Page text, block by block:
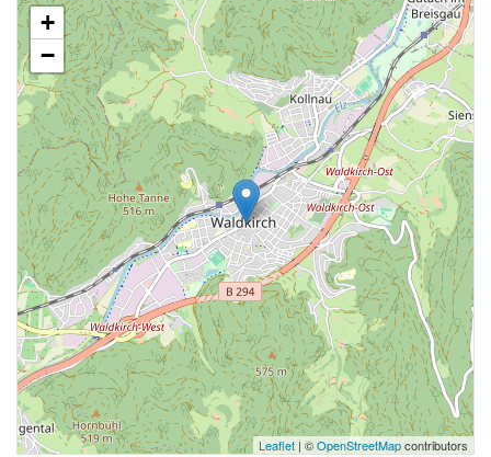
+
−
Leaflet | ©OpenStreetMapcontributors